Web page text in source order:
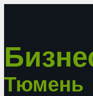
Тюмень